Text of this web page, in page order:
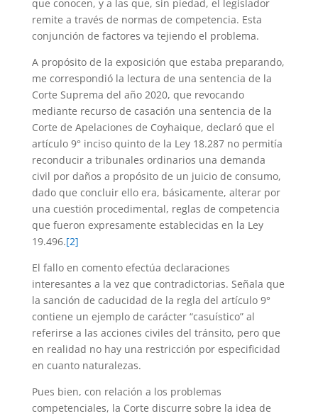
que conocen, y a las que, sin piedad, el legislador
remite a través de normas de competencia. Esta
conjunción de factores va tejiendo el problema.
A propósito de la exposición que estaba preparando,
me correspondió la lectura de una sentencia de la
Corte Suprema del año 2020, que revocando
mediante recurso de casación una sentencia de la
Corte de Apelaciones de Coyhaique, declaró que el
artículo 9° inciso quinto de la Ley 18.287 no permitía
reconducir a tribunales ordinarios una demanda
civil por daños a propósito de un juicio de consumo,
dado que concluir ello era, básicamente, alterar por
una cuestión procedimental, reglas de competencia
que fueron expresamente establecidas en la Ley
19.496.[2]
El fallo en comento efectúa declaraciones
interesantes a la vez que contradictorias. Señala que
la sanción de caducidad de la regla del artículo 9°
contiene un ejemplo de carácter “casuístico” al
referirse a las acciones civiles del tránsito, pero que
en realidad no hay una restricción por especificidad
en cuanto naturalezas.
Pues bien, con relación a los problemas
competenciales, la Corte discurre sobre la idea de